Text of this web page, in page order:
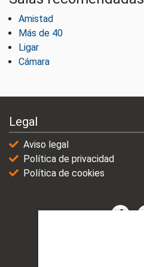
Amistad
Más de 40
Ligar
Cámara
Legal
Aviso legal
Política de privacidad
Política de cookies